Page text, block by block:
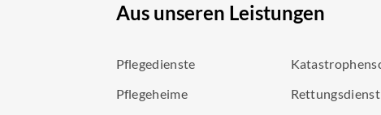
Aus unseren Leistungen
Pflegedienste
Pflegeheime
Rettungsdienst